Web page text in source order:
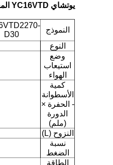
يوتشاي YC16VTD المعلمات التقنية
النموذج
D30
النوع
وضع
استيعاب
الهواء
كمية
الأسطوانة
- الحفرة ×
الدورة
(ملم)
النزوح (L)
نسبة
الضغط
الطاقة